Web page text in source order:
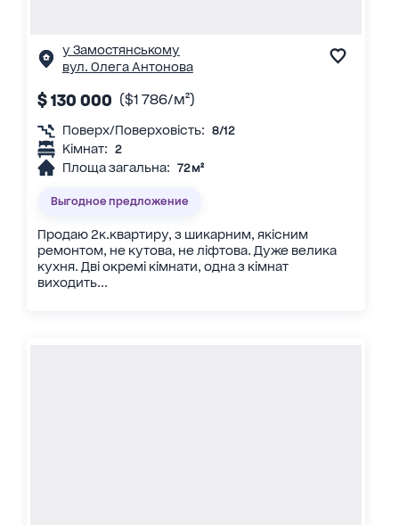
у Замостянському
вул. Олега Антонова
$ 130 000 ($1 786/м²)
Поверх/Поверховість: 8/12
Кімнат: 2
Площа загальна: 72 м²
Выгодное предложение
Продаю 2к.квартиру, з шикарним, якісним
ремонтом, не кутова, не ліфтова. Дуже велика
кухня. Дві окремі кімнати, одна з кімнат
виходить...